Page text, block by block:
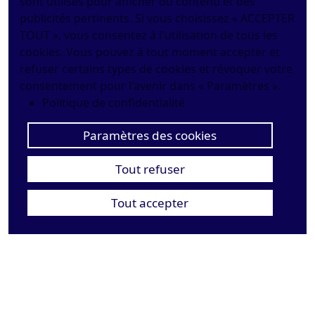
publicités pertinents. Si vous choisissez « ACCEPTER
TOUT », vous consentez à l'utilisation de tous les
cookies. Vous pouvez à tout moment accepter et
refuser certains types de cookies et révoquer votre
consentement pour l'avenir dans « Paramètres ».
Politique de confidentialité
Paramètres des cookies
Tout refuser
Tout accepter